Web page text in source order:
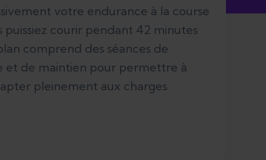
votre endurance à la course
puissiez courir pendant 42 minutes
comprend des séances de
et de maintien pour permettre à
pleinement aux charges